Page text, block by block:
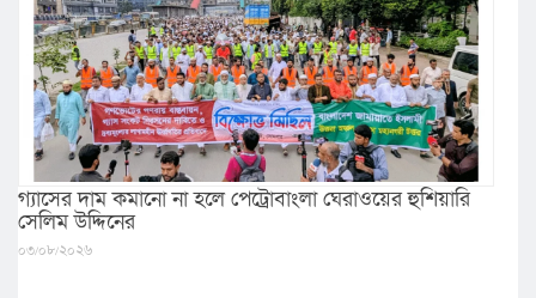
গ্যাসের দাম কমানো না হলে পেট্রোবাংলা ঘেরাওয়ের হুশিয়ারি
সেলিম উদ্দিনের
০৩/০৮/২০২৬